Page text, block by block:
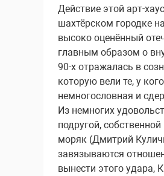
Действие этой арт-
шахтёрском городке
высоко оценённый
главным образом о
90-х отражалась в
которую вели те, у
немногословная и
Из немногих
подругой,
моряк (Дмитрий
завязываются
вынести этого удара,